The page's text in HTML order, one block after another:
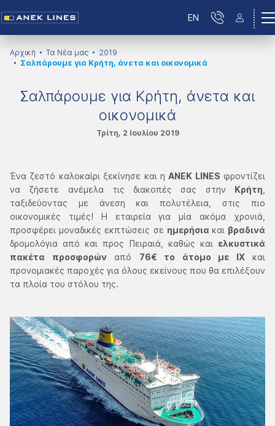
EN
Αρχική Τα Νέα μας
2019
Σαλπάρουμε για Κρήτη, άνετα και οικονομικά
Σαλπάρουμε για Κρήτη, άνετα και
οικονομικά
Τρίτη, 2 Ιουλίου 2019
Ένα ζεστό καλοκαίρι ξεκίνησε και ηΑΝΕΚ LINES φροντίζει
να ζήσετε ανέμελα τις διακοπές σας στην Κρήτη
ταξιδεύοντας με άνεση και πολυτέλεια, στις πιο
οικονομικές τιμές! Η εταιρεία για μία ακόμα χρονιά,
προσφέρει μοναδικές εκπτώσεις σε ημερήσια και βραδινά
δρομολόγια από και προς Πειραιά, καθώς και ελκυστικά
πακέτα προσφορών από 76€ το άτομο με ΙΧκαι
προνομιακές παροχές για όλους εκείνους που θα επιλέξουν
τα πλοία του στόλου της.